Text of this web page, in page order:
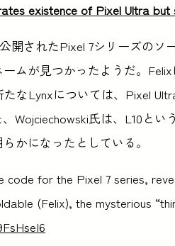
existence of Pixel Ultra but
開されたPixel 7シリーズのソ
ームが見つかったようだ。
なLynxについては、Pixel
Wojciechowski氏は、L10とい
かになったとしている。
code for the Pixel 7 series,
(Felix), the mysterious